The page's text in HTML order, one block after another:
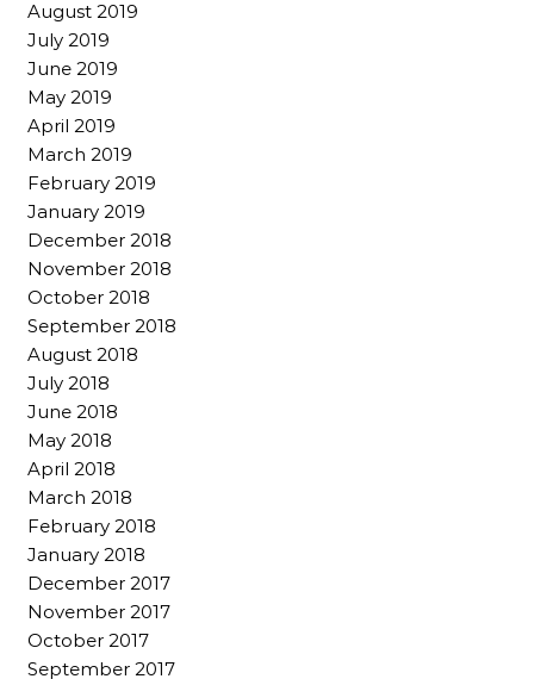
August 2019
July 2019
June 2019
May 2019
April 2019
March 2019
February 2019
January 2019
December 2018
November 2018
October 2018
September 2018
August 2018
July 2018
June 2018
May 2018
April 2018
March 2018
February 2018
January 2018
December 2017
November 2017
October 2017
September 2017